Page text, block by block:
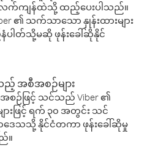
က်ကျန်ထဲသို့ ထည့်ပေးပါသည်။
၏ သက်သာသော နှုန်းထားများ
နံပါတ်သို့မဆို ဖုန်းခေါ်ဆိုနိုင်
ည့် အစီအစဉ်များ
စဉ်ဖြင့် သင်သည် Viber ၏
းဖြင့် ရက် ၃၀ အတွင်း သင်
ေသသို့ နိုင်ငံတကာ ဖုန်းခေါ်ဆိုမှု
။